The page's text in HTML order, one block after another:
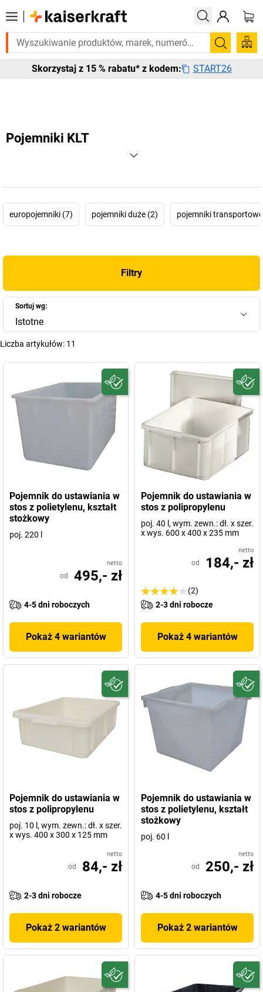
tego pilnie? Wybrane bestsellery dostarczamy w ciągu 2-3 dni
Szukaj
Skorzystaj z 15 % rabatu* z kodem: START26
Pojemniki KLT
europojemniki (7) pojemniki duże (2) pojemniki
Filtry
Sortuj wg:
Istotne
Liczba artykułów: 11
Pojemnik do ustawiania w
stos z polietylenu, kształt
stożkowy
poj. 220 l
netto
od 495,- zł
4-5 dni roboczych
Pokaż 4 wariantów
Pojemnik do ustawiania w
stos z polipropylenu
poj. 40 l, wym. zewn.: dł. x szer.
x wys. 600 x 400 x 235 mm
netto
od 184,- zł
(2)
2-3 dni robocze
Pokaż 4 wariantów
Pojemnik do ustawiania w
stos z polipropylenu
poj. 10 l, wym. zewn.: dł. x szer.
x wys. 400 x 300 x 125 mm
netto
od 84,- zł
2-3 dni robocze
Pokaż 2 wariantów
Pojemnik do ustawiania w
stos z polietylenu, kształt
stożkowy
poj. 60 l
netto
od 250,- zł
4-5 dni roboczych
Pokaż 2 wariantów